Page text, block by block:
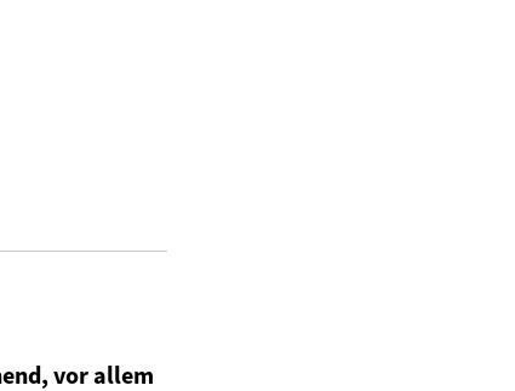
vor allem